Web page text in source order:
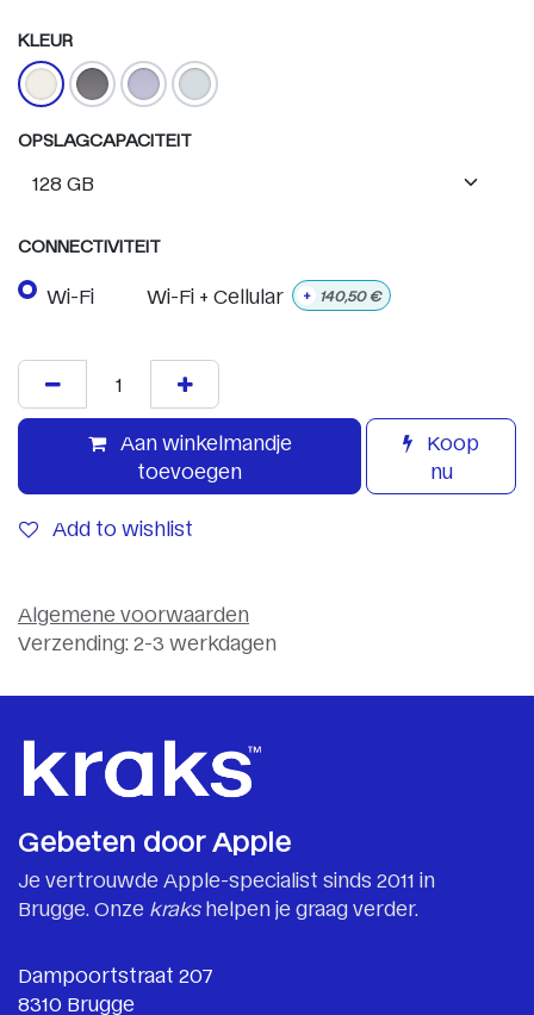
KLEUR
OPSLAGCAPACITEIT
CONNECTIVITEIT
Wi-Fi Wi-Fi + Cellular + 140,50€
Aan winkelmandje
toevoegen
Koop
nu
Add to wishlist
Algemene voorwaarden
Verzending: 2-3 werkdagen
Gebeten door Apple
Je vertrouwde Apple-specialist sinds 2011 in
Brugge. Onze krakshelpen je graag verder.
Dampoortstraat 207
8310 Brugge